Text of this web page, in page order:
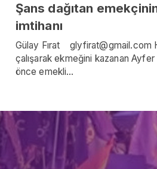
Şans dağıtan
imtihanı
Gülay Fırat glyfirat@gmail.com
çalışarak ekmeğini kazanan Ayfer
önce emekli…